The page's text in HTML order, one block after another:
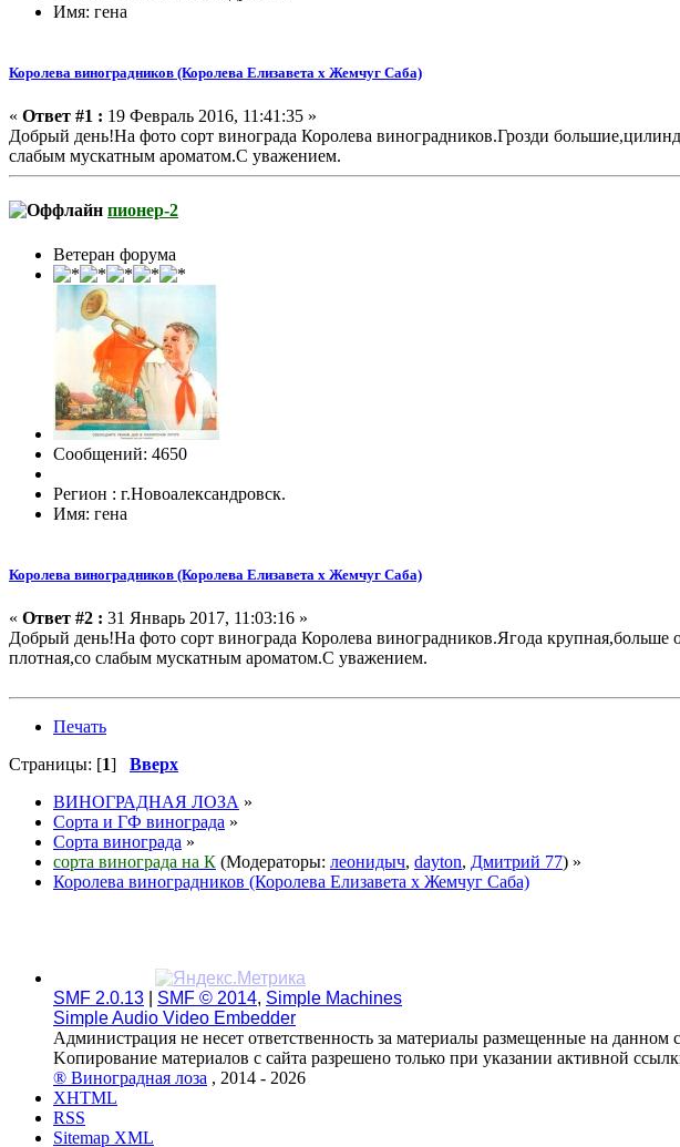
Имя: гена
Королева виноградников (Королева Елизавета х Жемчуг Саба)
« Ответ #1 : 19 Февраль 2016, 11:41:35 »
Добрый день!На фото сорт винограда Королева виноградников.Грозди
слабым мускатным ароматом.С уважением.
пионер-2
Ветеран форума
Сообщений: 4650
Регион : г.Новоалександровск.
Имя: гена
Королева виноградников (Королева Елизавета х Жемчуг Саба)
« Ответ #2 : 31 Январь 2017, 11:03:16 »
Добрый день!На фото сорт винограда Королева виноградников.Ягода
плотная,со слабым мускатным ароматом.С уважением.
Печать
Страницы: [1] Вверх
ВИНОГРАДНАЯ ЛОЗА »
Сорта и ГФ винограда »
Сорта винограда »
сорта винограда на К (Модераторы: леонидыч, dayton, Дмитрий 77) »
Королева виноградников (Королева Елизавета х Жемчуг Саба)
SMF 2.0.13 SMF © 2014, Simple Machines
Simple Audio Video Embedder
Администрация не несет ответственность за материалы размещенные на данном
Kопирование материалов с сайта разрешено только при указании активной
® Виноградная лоза , 2014 - 2026
XHTML
RSS
Sitemap XML